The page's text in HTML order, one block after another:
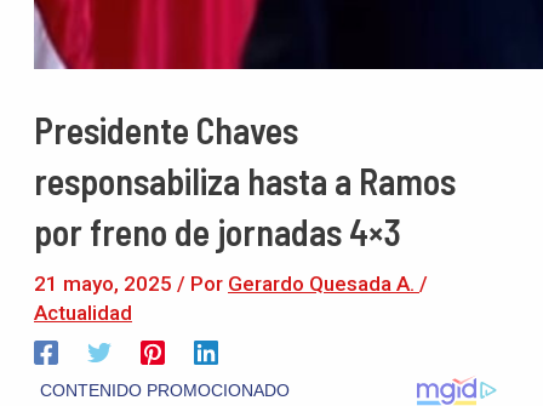
Presidente Chaves
responsabiliza hasta a Ramos
por freno de jornadas 4×3
21 mayo, 2025 / Por Gerardo Quesada A. /
Actualidad